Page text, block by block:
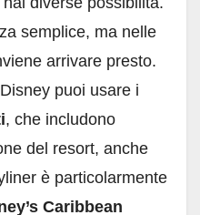
semplice, ma nelle
arrivare presto.
puoi usare i
, che includono
del resort, anche
è particolarmente
Caribbean